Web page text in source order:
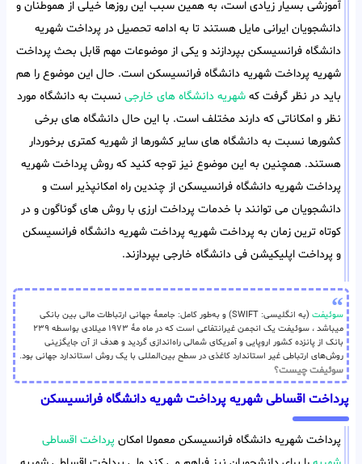
آموزشی بسیار زیادی است، به همین سبب این روزها خیلی از هموطنان و
دانشجویان ایرانی مایل هستند تا به ادامه تحصیل در پرداخت شهریه
دانشگاه فرانسیسکن بپردازند و یکی از موضوعات مهم قابل بحث پرداخت
شهریه پرداخت شهریه دانشگاه فرانسیسکن است. حال این موضوع را هم
باید در نظر گرفت که شهریه دانشگاه های خارجی نسبت به دانشگاه مورد
نظر و امکاناتی که دارند مختلف است. با این حال دانشگاه های برخی
کشورها نسبت به دانشگاه های سایر کشورها از شهریه کمتری برخوردار
هستند. همچنین به این موضوع نیز توجه کنید که روش پرداخت شهریه
پرداخت شهریه دانشگاه فرانسیسکن از چندین راه امکانپذیر است و
دانشجویان می توانند با خدمات پرداخت ارزی با روش های گوناگون و در
کوتاه ترین زمان به پرداخت شهریه پرداخت شهریه دانشگاه فرانسیسکن
و پرداخت اپلیکیشن فی دانشگاه خارجی بپردازند.
سوئیفت
(به انگلیسی: SWIFT) و به‌طور کامل: جامعهٔ جهانی ارتباطات مالی بین بانکی
میباشد ، سوئیفت یک انجمن غیرانتفاعی است که در ماه مهٔ ۱۹۷۳ میلادی بواسطه ۲۳۹
بانک از پانزده کشور اروپایی و آمریکای شمالی راه‌اندازی گردید و هدف از آن جایگزینی
روش‌های ارتباطی غیر استاندارد کاغذی در سطح بین‌المللی با یک روش استاندارد جهانی بود.
سوئیفت چیست؟
پرداخت اقساطی شهریه پرداخت شهریه دانشگاه فرانسیسکن
پرداخت شهریه دانشگاه فرانسیسکن معمولا امکان پرداخت اقساطی